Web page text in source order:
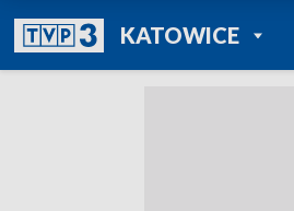
KATOWICEPOWRÓT DO
TVP REGIONY